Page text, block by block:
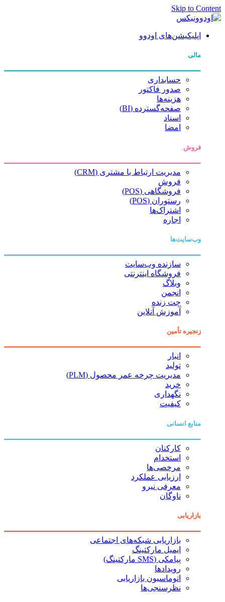
Skip to Content
اپلیکیشن‌های اودوو
مالی
حسابداری
صدور فاکتور
هزینه‌ها
صفحه‌گسترده (BI)
اسناد
امضا
فروش
مدیریت ارتباط با مشتری (CRM)
فروش
فروشگاهی (POS)
رستوران (POS)
اشتراک‌ها
اجاره
وب‌سایت‌ها
سازنده وب‌سایت
فروشگاه اینترنتی
وبلاگ
انجمن
چت زنده
آموزش آنلاین
زنجیره تأمین
انبار
تولید
مدیریت چرخه عمر محصول (PLM)
خرید
نگهداری
کیفیت
منابع انسانی
کارکنان
استخدام
مرخصی‌ها
ارزیابی عملکرد
معرفی نیرو
ناوگان
بازاریابی
بازاریابی شبکه‌های اجتماعی
ایمیل مارکتینگ
پیامکی (SMS مارکتینگ)
رویدادها
اتوماسیون بازاریابی
نظرسنجی‌ها